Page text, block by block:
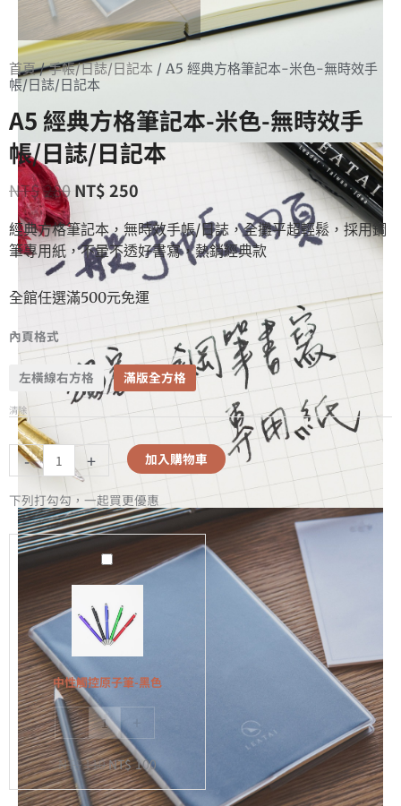
首頁/手帳/日誌/日記本 / A5 經典方格筆記本-米色-無時效手
帳/日誌/日記本
A5 經典方格筆記本-米色-無時效手
帳/日誌/日記本
NT$280 NT$250
經典方格筆記本，無時效手帳/日誌，全攤平超輕鬆，採用鋼
筆專用紙，不暈不透好書寫，熱銷經典款
全館任選滿500元免運
內頁格式
左橫線右方格 滿版全方格
清除
- + 加入購物車
下列打勾勾，一起買更優惠
中
性
觸
控
原
子
筆-
黑
色
中性觸控原子筆-黑色
- +
NT$110NT$100